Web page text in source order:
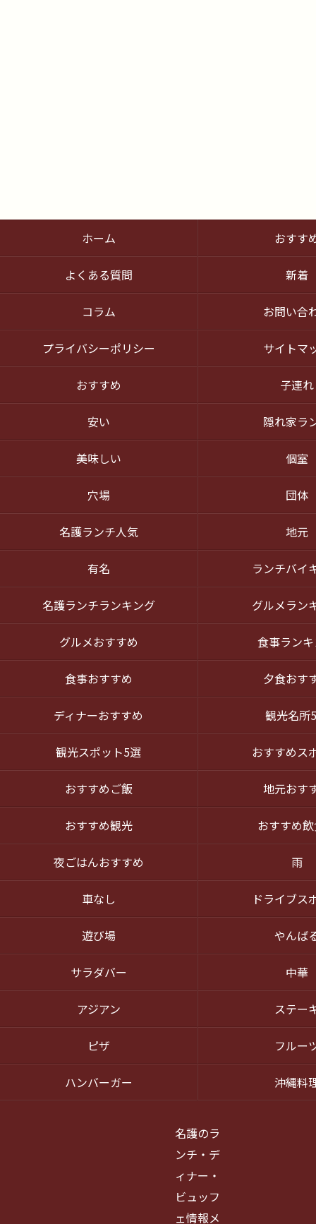
ホーム おすす
よくある質問 新着
コラム お問い合
プライバシーポリシー サイトマ
おすすめ 子連れ
安い 隠れ家ラ
美味しい 個室
穴場 団体
名護ランチ人気 地元
有名 ランチバイ
名護ランチランキング グルメラン
グルメおすすめ 食事ラン
食事おすすめ 夕食おす
ディナーおすすめ 観光名所
観光スポット5選 おすすめス
おすすめご飯 地元おす
おすすめ観光 おすすめ
夜ごはんおすすめ 雨
車なし ドライブス
遊び場 やんば
サラダバー 中華
アジアン ステー
ピザ フルー
ハンバーガー 沖縄料
名護のラ
ンチ・デ
ィナー・
ビュッフ
ェ情報メ